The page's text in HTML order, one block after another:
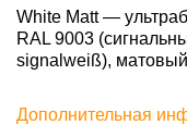
White Matt —
RAL 9003
signalweiß),
Дополнительная